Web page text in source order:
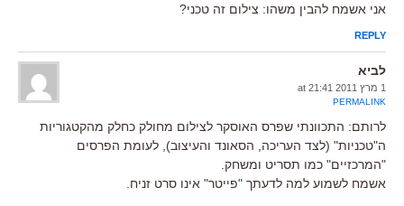
אני אשמח להבין משהו: צילום זה טכני?
REPLY
לביא
1 מרץ 2011 at 21:41
PERMALINK
לרותם: התכוונתי שפרס האוסקר לצילום מחולק כחלק מהקטגוריות
ה"טכניות" (לצד העריכה, הסאונד והעיצוב), לעומת הפרסים
"המרכזיים" כמו תסריט ומשחק.
אשמח לשמוע למה לדעתך "פייטר" אינו סרט זניח.